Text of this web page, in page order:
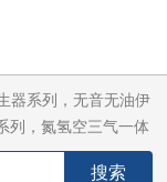
器系列，无音无油伊
列，氮氢空三气一体
质分析，水质检测